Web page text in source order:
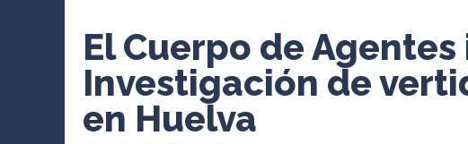
El Cuerpo de
Investigación de
en Huelva